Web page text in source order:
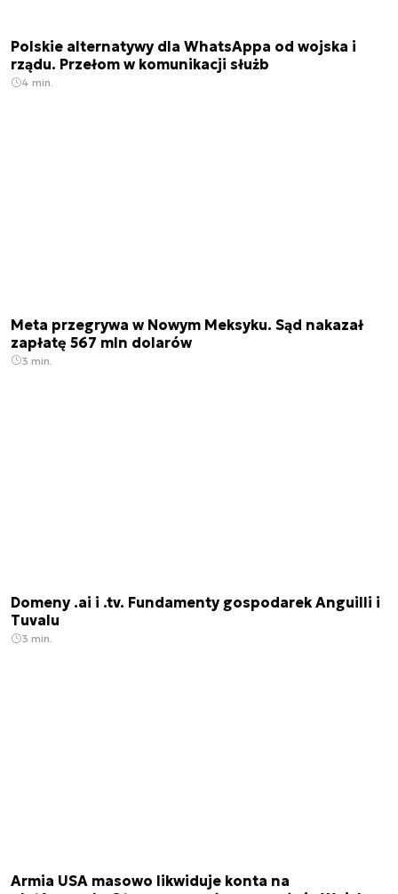
Polskie alternatywy dla WhatsAppa od wojska i
rządu. Przełom w komunikacji służb
4 min.
Meta przegrywa w Nowym Meksyku. Sąd nakazał
zapłatę 567 mln dolarów
3 min.
Domeny .ai i .tv. Fundamenty gospodarek Anguilli i
Tuvalu
3 min.
Armia USA masowo likwiduje konta na